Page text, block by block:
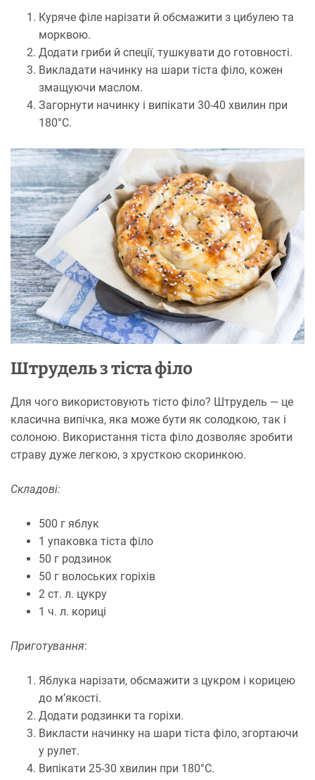
Куряче філе нарізати й обсмажити з цибулею та
морквою.
Додати гриби й спеції, тушкувати до готовності.
Викладати начинку на шари тіста філо, кожен
змащуючи маслом.
Загорнути начинку і випікати 30-40 хвилин при
180°C.
Штрудель з тіста філо
Для чого використовують тісто філо? Штрудель — це
класична випічка, яка може бути як солодкою, так і
солоною. Використання тіста філо дозволяє зробити
страву дуже легкою, з хрусткою скоринкою.
Складові:
500 г яблук
1 упаковка тіста філо
50 г родзинок
50 г волоських горіхів
2 ст. л. цукру
1 ч. л. кориці
Приготування:
Яблука нарізати, обсмажити з цукром і корицею
до м’якості.
Додати родзинки та горіхи.
Викласти начинку на шари тіста філо, згортаючи
у рулет.
Випікати 25-30 хвилин при 180°C.